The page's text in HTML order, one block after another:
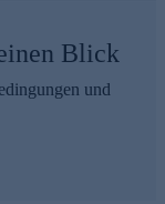
Blick
und